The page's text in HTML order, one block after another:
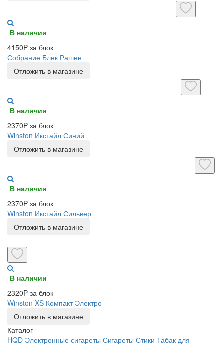
В наличии
4150P за блок
Собрание Блек Рашен
Отложить в магазине
В наличии
2370P за блок
Winston Икстайл Синий
Отложить в магазине
В наличии
2370P за блок
Winston Икстайл Сильвер
Отложить в магазине
В наличии
2320P за блок
Winston XS Компакт Электро
Отложить в магазине
Каталог
HQD Электронные сигареты Сигареты Стики Табак для